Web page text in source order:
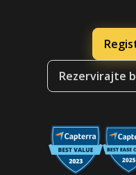
Rezervirajte